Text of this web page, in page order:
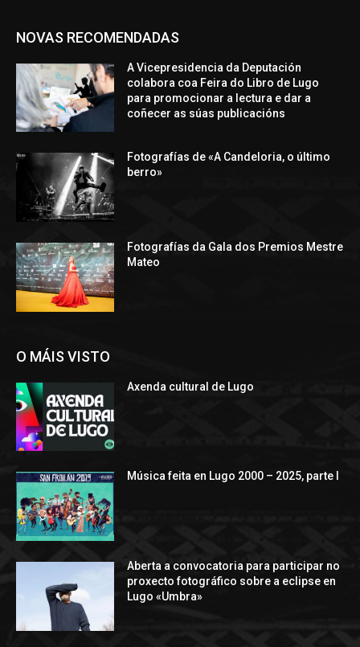
NOVAS RECOMENDADAS
A Vicepresidencia da Deputación
colabora coa Feira do Libro de Lugo
para promocionar a lectura e dar a
coñecer as súas publicacións
Fotografías de «A Candeloria, o último
berro»
Fotografías da Gala dos Premios Mestre
Mateo
O MÁIS VISTO
Axenda cultural de Lugo
Música feita en Lugo 2000 – 2025, parte I
Aberta a convocatoria para participar no
proxecto fotográfico sobre a eclipse en
Lugo «Umbra»